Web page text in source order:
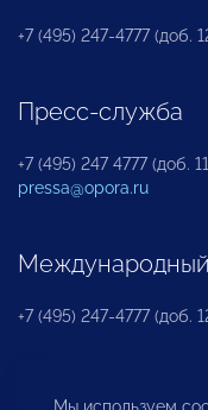
+7 (495) 247-4777 (доб.
Пресс-служба
+7 (495) 247 4777 (доб.
pressa@opora.ru
+7 (495) 247-4777 (доб.
Бюро по
Мы используем